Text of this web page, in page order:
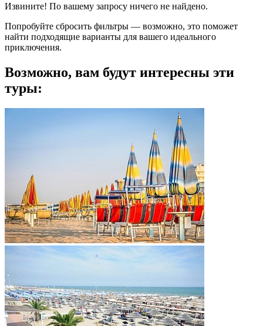
Извините! По вашему запросу ничего не найдено.
Попробуйте сбросить фильтры — возможно, это поможет
найти подходящие варианты для вашего идеального
приключения.
Возможно, вам будут интересны эти
туры: